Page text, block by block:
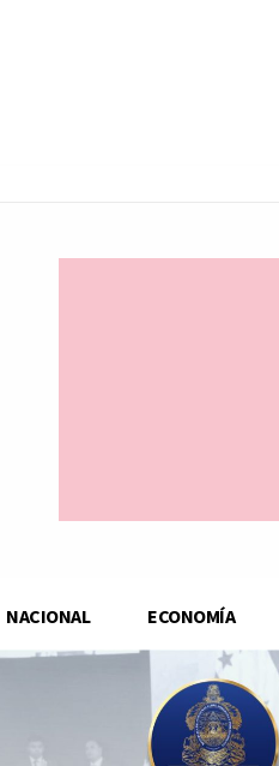
NACIONAL ECONOMÍA